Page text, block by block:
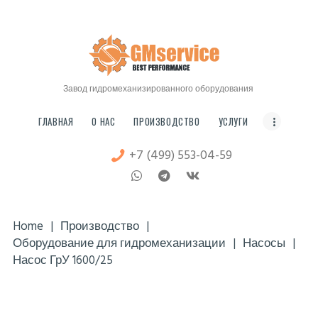
Завод гидромеханизированного оборудования
ГЛАВНАЯ О НАС ПРОИЗВОДСТВО УСЛУГИ
+7 (499) 553-04-59
Home
Производство
Оборудование для гидромеханизации
Насосы
Насос ГрУ 1600/25
Мосгидромех
ЗАВОД ГИДРОМЕХАНИЗИРОВАННОГО ОБОРУДОВАНИЯ
ПРОИЗВОДСТВО
УСЛУГИ
ЦЕНЫ